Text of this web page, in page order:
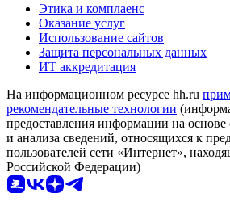
Этика и комплаенс
Оказание услуг
Использование сайтов
Защита персональных данных
ИТ аккредитация
На информационном ресурсе hh.ru
рекомендательные технологии
предоставления информации на основе
и анализа сведений, относящихся к
пользователей сети «Интернет»,
Российской Федерации)